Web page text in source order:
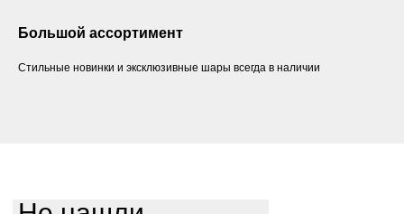
Большой ассортимент
Стильные новинки и эксклюзивные шары всегда в наличии